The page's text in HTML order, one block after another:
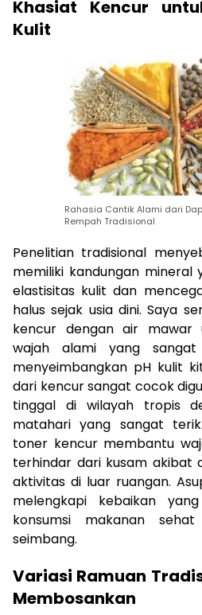
Khasiat Kencur
Kulit
Rahasia Cantik Alami dari
Rempah Tradisional
Penelitian tradisional
memiliki kandungan mineral
elastisitas kulit dan
halus sejak usia dini. Saya
kencur dengan air mawar
wajah alami yang
menyeimbangkan pH kulit
dari kencur sangat cocok
tinggal di wilayah tropis
matahari yang sangat
toner kencur membantu
terhindar dari kusam akibat
aktivitas di luar ruangan.
melengkapi kebaikan
konsumsi makanan
seimbang.
Variasi Ramuan
Membosankan